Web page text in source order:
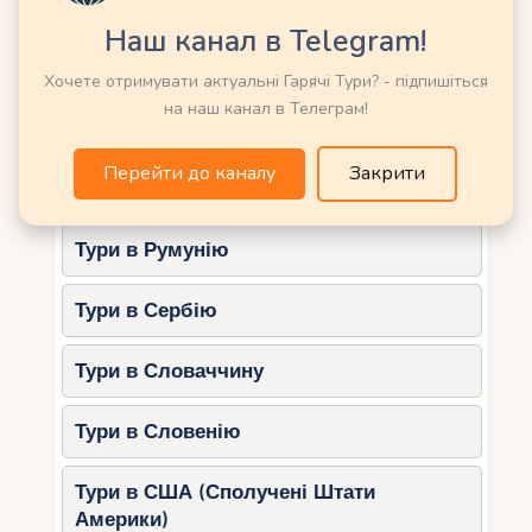
блакитне море роблять його ідеальним місцем
для відпочинку.
Що робить його привабливим восени?
Вода залишається теплою навіть у
Розвинена інфраструктура: оренда
парасольок, кафе, ресторани.
Чудові краєвиди на захід сонця.
Відмінне місце для снорклінгу.
Восени Корал-Бей стає ще прекраснішим,
даруючи туристам спокій та комфорт.
Петра-ту-Роміу – романтичне
місце на Кіпрі
Тури в Німеччину
Тури в ОАЕ (Емірати)
Тури в Румунію
Тури в Сербію
Тури в Словаччину
Тури в Словенію
Тури в США (Сполучені Штати
Америки)
Наш канал в Telegram!
Хочете отримувати актуальні Гарячі Тури? - підпишіться
на наш канал в Телеграм!
Перейти до каналу Закрити